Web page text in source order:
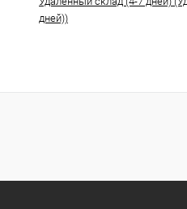
дней))